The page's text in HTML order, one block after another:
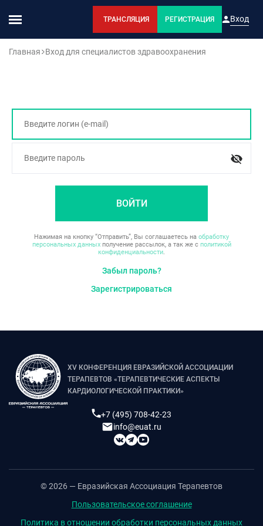
ТРАНСЛЯЦИЯ РЕГИСТРАЦИЯ Вход
Главная Вход для специалистов здравоохранения
ВОЙТИ
Нажимая на кнопку “Отправить”, Вы соглашаетесь на обработку
персональных данныхполучение рассылок, а так же c политикой
конфиденциальности.
Забыл пароль?
Зарегистрироваться
XV КОНФЕРЕНЦИЯ ЕВРАЗИЙСКОЙ АССОЦИАЦИИ
ТЕРАПЕВТОВ «ТЕРАПЕВТИЧЕСКИЕ АСПЕКТЫ
КАРДИОЛОГИЧЕСКОЙ ПРАКТИКИ»
+7 (495) 708-42-23
info@euat.ru
© 2026 — Евразийская Ассоциация Терапевтов
Пользовательское соглашение
Политика в отношении обработки персональных данных